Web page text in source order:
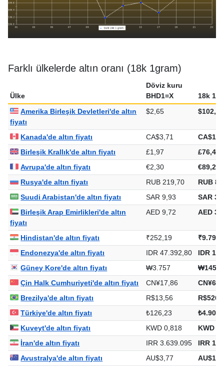
Farklı ülkelerde altın oranı (18k 1gram)
Ülke
Döviz kuru
BHD1=X
18k
Amerika Birleşik Devletleri'de altın
fiyatı
$2,65 $102,82
Kanada'de altın fiyatı CA$3,71
Birleşik Krallık'de altın fiyatı
£1,97
£76,43
Avrupa'de altın fiyatı
€2,30
€89,23
Rusya'de altın fiyatı
RUB 219,70
RUB
Suudi Arabistan'de altın fiyatı
SAR 9,93
SAR
Birleşik Arap Emirlikleri'de altın
fiyatı
AED 9,72 AED
Hindistan'de altın fiyatı ₹252,19
Endonezya'de altın fiyatı
IDR 47.392,80
IDR
Güney Kore'de altın fiyatı
₩3.757
Çin Halk Cumhuriyeti'de altın fiyatı
CN¥17,86
Brezilya'de altın fiyatı
R$13,56
Türkiye'de altın fiyatı
₺126,23
Kuveyt'de altın fiyatı
KWD 0,818
KWD
İran'de altın fiyatı
IRR 3.639.095
IRR
Avustralya'de altın fiyatı
AU$3,77